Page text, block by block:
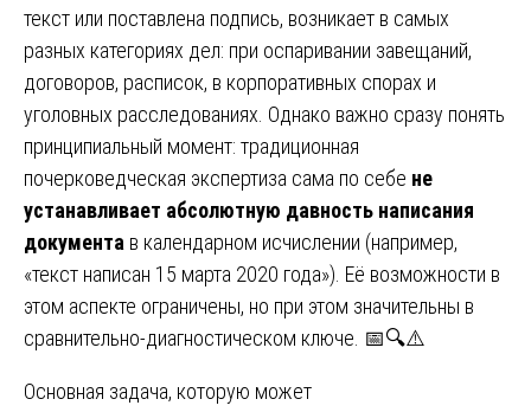
текст или поставлена подпись, возникает в самых
разных категориях дел: при оспаривании завещаний,
договоров, расписок, в корпоративных спорах и
уголовных расследованиях. Однако важно сразу понять
принципиальный момент: традиционная
почерковедческая экспертиза сама по себе не
устанавливает абсолютную давность написания
документа в календарном исчислении (например,
«текст написан 15 марта 2020 года»). Её возможности в
этом аспекте ограничены, но при этом значительны в
сравнительно-диагностическом ключе. 📅🔍⚠️
Основная задача, которую может